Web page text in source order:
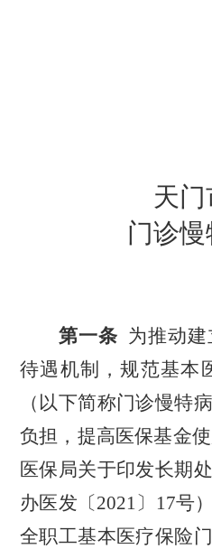
天
门诊
第一条 为推动建
待遇机制，规范基本
（以下简称门诊慢特
负担，提高医保基金
医保局关于印发长期
办医发〔2021〕17号）
全职工基本医疗保险